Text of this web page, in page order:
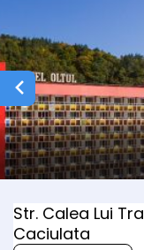
Hotel Oltu
Str. Calea Lui
Caciulata